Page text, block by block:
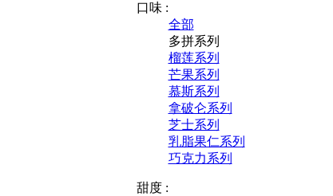
口味 :
全部
多拼系列
榴莲系列
芒果系列
慕斯系列
拿破仑系列
芝士系列
乳脂果仁系列
巧克力系列
甜度 :